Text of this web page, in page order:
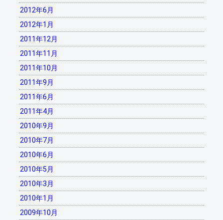
2012年6月
2012年1月
2011年12月
2011年11月
2011年10月
2011年9月
2011年6月
2011年4月
2010年9月
2010年7月
2010年6月
2010年5月
2010年3月
2010年1月
2009年10月